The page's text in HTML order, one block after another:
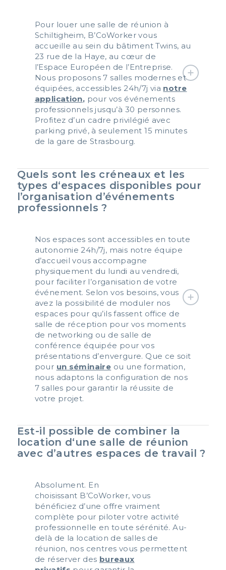
Pour louer une salle de réunion à
Schiltigheim, B’CoWorkervous
accueille au sein du bâtiment Twins, au
23 rue de la Haye, au cœur de
l’Espace Européen de l’Entreprise.
Nous proposons 7 salles modernes et
équipées, accessibles 24h/7j via notre
application, pour vos événements
professionnels jusqu’à 30 personnes.
Profitez d’un cadre privilégié avec
parking privé, à seulement 15 minutes
de la gare de Strasbourg.
Quels sont les créneaux et les
types d‘espaces disponibles pour
l’organisation d’événements
professionnels ?
Nos espaces sont accessibles en toute
autonomie 24h/7j, mais notre équipe
d’accueil vous accompagne
physiquement du lundi au vendredi,
pour faciliter l’organisation de votre
événement. Selon vos besoins, vous
avez la possibilité de moduler nos
espaces pour qu’ils fassent office de
salle de réception pour vos moments
de networking ou de salle de
conférence équipée pour vos
présentations d’envergure. Que ce soit
pour un séminaire ou une formation,
nous adaptons la configuration de nos
7 salles pour garantir la réussite de
votre projet.
Est-il possible de combiner la
location d‘une salle de réunion
avec d’autres espaces de travail ?
Absolument. En
choisissant B’CoWorker, vous
bénéficiez d’une offre vraiment
complète pour piloter votre activité
professionnelle en toute sérénité. Au-
delà de la location de salles de
réunion, nos centres vous permettent
de réserver des bureaux